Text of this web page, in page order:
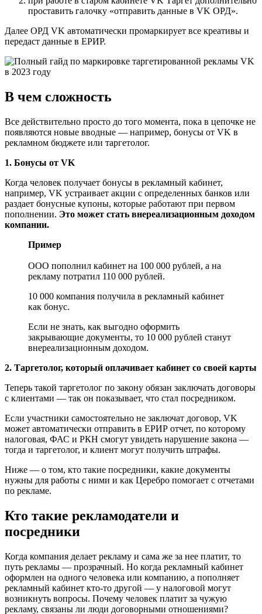
проставить галочку «отправить данные в VK ОРД».
Далее ОРД VK автоматически промаркирует все креативы и
передаст данные в ЕРИР.
В чем сложность
Все действительно просто до того момента, пока в цепочке не
появляются новые вводные — например, бонусы от VK в
рекламном бюджете или таргетолог.
1. Бонусы от VK
Когда человек получает бонусы в рекламный кабинет,
например, VK устраивает акции с определенных банков или
раздает бонусные купоны, которые работают при первом
пополнении. Это может стать внереализационным доходом
компании.
Пример
ООО пополнил кабинет на 100 000 рублей, а на
рекламу потратил 110 000 рублей.
10 000 компания получила в рекламный кабинет
как бонус.
Если не знать, как выгодно оформить
закрывающие документы, то 10 000 рублей станут
внереализационным доходом.
2. Таргетолог, который оплачивает кабинет со своей карты
Теперь такой таргетолог по закону обязан заключать договоры
с клиентами — так он показывает, что стал посредником.
Если участники самостоятельно не заключат договор, VK
может автоматически отправить в ЕРИР отчет, по которому
налоговая, ФАС и РКН смогут увидеть нарушение закона —
тогда и таргетолог, и клиент могут получить штрафы.
Ниже — о том, кто такие посредники, какие документы
нужны для работы с ними и как Церебро помогает с отчетами
по рекламе.
Кто такие рекламодатели и
посредники
Когда компания делает рекламу и сама же за нее платит, то
путь рекламы — прозрачный. Но когда рекламный кабинет
оформлен на одного человека или компанию, а пополняет
рекламный кабинет кто-то другой — у налоговой могут
возникнуть вопросы. Почему человек платит за чужую
рекламу, связаны ли люди договорными отношениями?